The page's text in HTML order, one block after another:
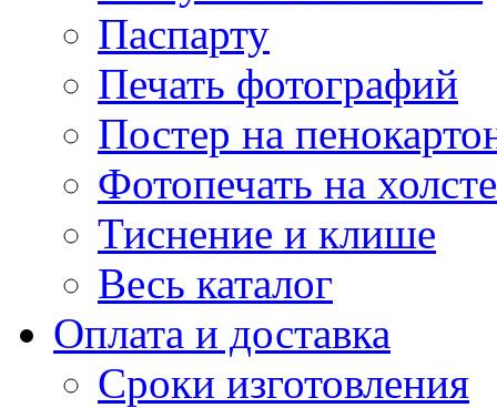
Паспарту
Печать фотографий
Постер на
Фотопечать на холсте
Тиснение и клише
Весь каталог
Оплата и доставка
Сроки изготовления